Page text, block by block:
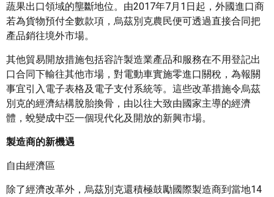
蔬果出口領域的壟斷地位。由2017年7月1日起，外國進口商
若為貨物預付全數款項，烏茲別克農民便可透過直接合同把
產品銷往境外市場。
其他貿易開放措施包括容許製造業產品和服務在不用登記出
口合同下輸往其他市場，對電動車實施零進口關稅，為報關
事宜引入電子表格及電子支付系統等。這些改革措施令烏茲
別克的經濟結構脫胎換骨，由以往大致由國家主導的經濟
體，蛻變成中亞一個現代化及開放的新興市場。
製造商的新機遇
自由經濟區
除了經濟改革外，烏茲別克還積極鼓勵國際製造商到當地14